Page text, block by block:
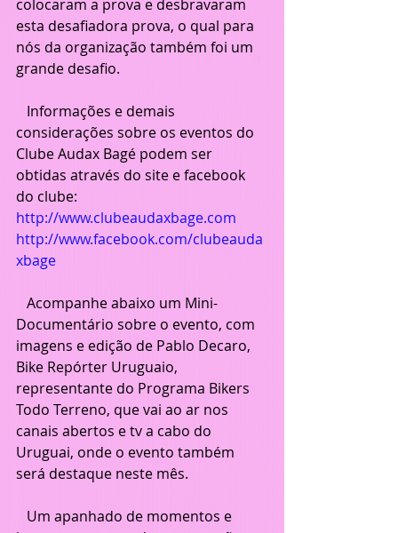
colocaram a prova e desbravaram
esta desafiadora prova, o qual para
nós da organização também foi um
grande desafio.
considerações sobre os eventos do
Clube Audax Bagé podem ser
obtidas através do site e facebook
do clube:
http://www.clubeaudaxbage.com
http://www.facebook.com/clubeauda
xbage
Documentário sobre o evento, com
imagens e edição de Pablo Decaro,
Bike Repórter Uruguaio,
representante do Programa Bikers
Todo Terreno, que vai ao ar nos
canais abertos e tv a cabo do
Uruguai, onde o evento também
será destaque neste mês.